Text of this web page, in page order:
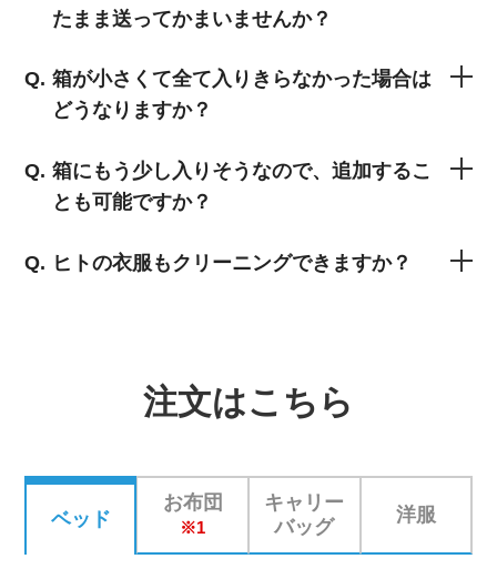
たまま送ってかまいませんか？
箱が小さくて全て入りきらなかった場合は
どうなりますか？
箱にもう少し入りそうなので、追加するこ
とも可能ですか？
ヒトの衣服もクリーニングできますか？
注文はこちら
ベッド
お布団
※1
キャリー
バッグ
洋服